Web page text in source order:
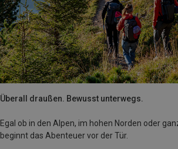
Überall draußen. Bewusst unterwegs.
Egal ob in den Alpen, im hohen Norden oder
beginnt das Abenteuer vor der Tür.